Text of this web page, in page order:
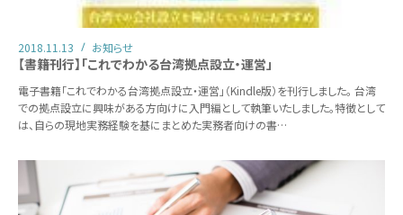
2018.11.13 お知らせ
【書籍刊行】「これでわかる台湾拠点設立・運営」
電子書籍「これでわかる台湾拠点設立・運営」（Kindle版）を刊行しました。 台湾
での拠点設立に興味がある方向けに入門編として執筆いたしました。特徴として
は、自らの現地実務経験を基にまとめた実務者向けの書…